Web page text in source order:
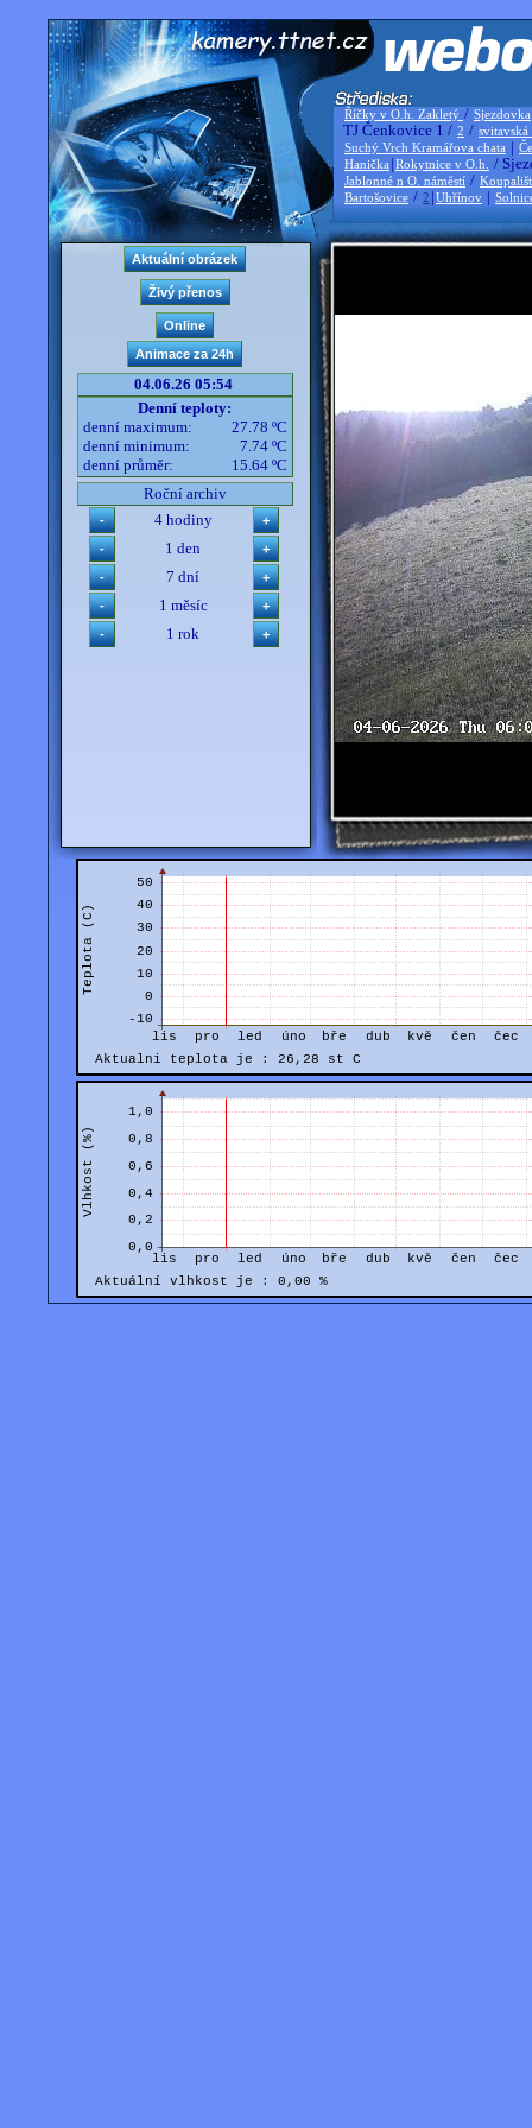
Říčky v O.h. Zakletý / Sjezdovka
TJ Čenkovice 1 / 2 / svitavská
Suchý Vrch Kramářova chata |
Hanička |Rokytnice v O.h. /
Jablonné n O. náměstí /
Bartošovice / 2 |Uhřínov |
04.06.26 05:54
Denní teploty:
denní maximum:
27.78 ºC
denní minimum:
7.74 ºC
denní průměr:
15.64 ºC
Roční archiv
4 hodiny
1 den
7 dní
1 měsíc
1 rok